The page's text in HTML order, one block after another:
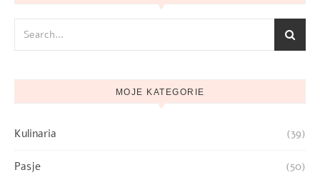
MOJE KATEGORIE
Kulinaria (39)
Pasje (50)